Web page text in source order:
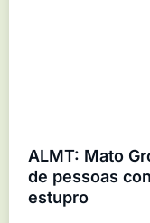
ALMT: Mato
de pessoas
estupro